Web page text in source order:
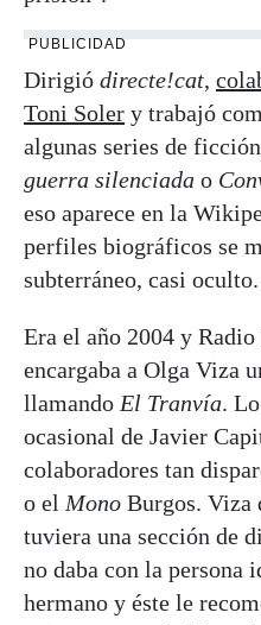
PUBLICIDAD
Dirigió directe!cat,
Toni Soler y trabajó
algunas series de
guerra silenciada o
eso aparece en la
perfiles biográficos se
subterráneo, casi oculto.
Era el año 2004 y
encargaba a Olga Viza
llamando El Tranvía.
ocasional de Javier
colaboradores tan
o el Mono Burgos. Viza
tuviera una sección de
no daba con la persona
hermano y éste le